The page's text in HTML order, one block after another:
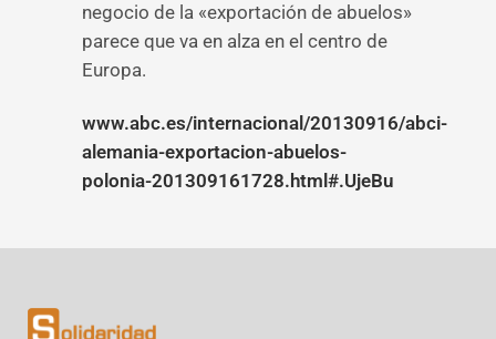
negocio de la «exportación de abuelos»
parece que va en alza en el centro de
Europa.
www.abc.es/internacional/20130916/abci-
alemania-exportacion-abuelos-
polonia-201309161728.html#.UjeBu